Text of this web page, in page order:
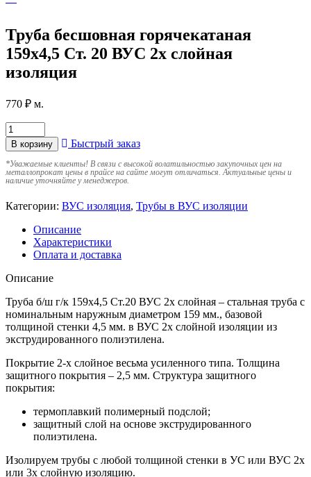
Труба бесшовная горячекатаная
159х4,5 Ст. 20 ВУС 2х слойная
изоляция
770 ₽ м.
В корзину Быстрый заказ
*Уважаемые клиенты! В связи с высокой волатильностью закупочных цен на
металлопрокат цены в прайсе на сайте могут отличаться. Актуальные цены и
наличие уточняйте у менеджеров.
Категории: ВУС изоляция, Трубы в ВУС изоляции
Описание
Характеристики
Оплата и доставка
Описание
Труба б/ш г/к 159х4,5 Ст.20 ВУС 2х слойная – стальная труба с
номинальным наружным диаметром 159 мм., базовой
толщиной стенки 4,5 мм. в ВУС 2х слойной изоляции из
экструдированного полиэтилена.
Покрытие 2-х слойное весьма усиленного типа. Толщина
защитного покрытия – 2,5 мм. Структура защитного
покрытия:
термоплавкий полимерный подслой;
защитный слой на основе экструдированного
полиэтилена.
Изолируем трубы с любой толщиной стенки в УС или ВУС 2х
или 3х слойную изоляцию.